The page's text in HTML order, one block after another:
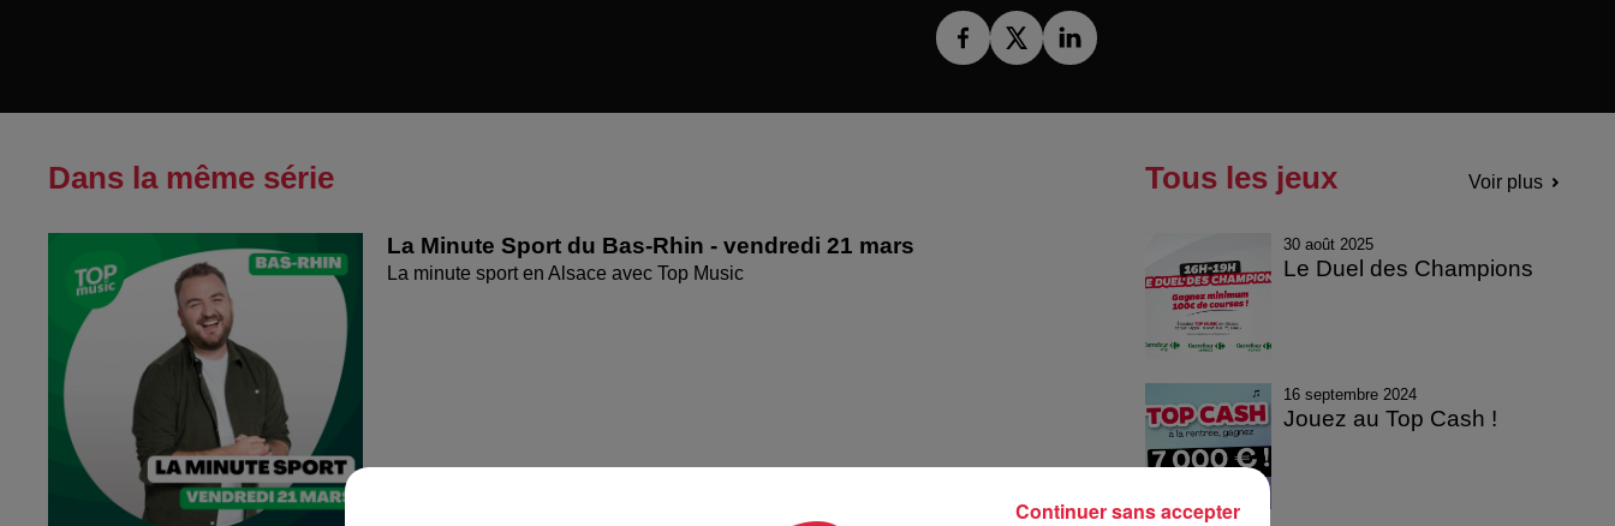
Dans la même série
La Minute Sport du Bas-Rhin - vendredi 21 mars
La minute sport en Alsace avec Top Music
Tous les jeux Voir plus
30 août 2025
Le Duel des Champions
16 septembre 2024
Jouez au Top Cash !
Continuer sans accepter